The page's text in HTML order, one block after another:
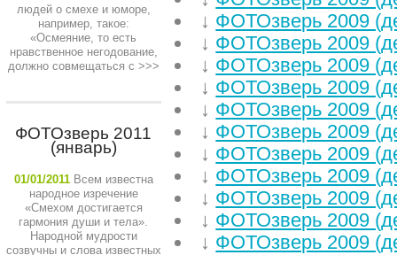
людей о смехе и юморе,
например, такое:
«Осмеяние, то есть
нравственное негодование,
должно совмещаться с >>>
ФОТОзверь 2011
(январь)
01/01/2011 Всем известна
народное изречение
«Смехом достигается
гармония души и тела».
Народной мудрости
созвучны и слова известных
↓ ФОТОзверь 2009
↓ ФОТОзверь 2009
↓ ФОТОзверь 2009
↓ ФОТОзверь 2009
↓ ФОТОзверь 2009
↓ ФОТОзверь 2009
↓ ФОТОзверь 2009
↓ ФОТОзверь 2009
↓ ФОТОзверь 2009
↓ ФОТОзверь 2009
↓ ФОТОзверь 2009